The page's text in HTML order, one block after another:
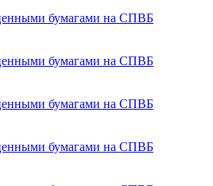
бумагами на СПВБ
бумагами на СПВБ
бумагами на СПВБ
бумагами на СПВБ